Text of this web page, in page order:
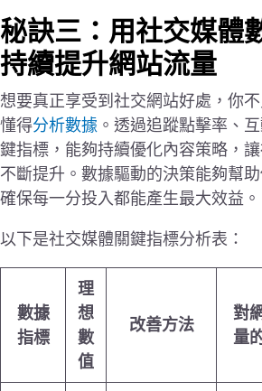
秘訣三：用社交媒體
持續提升網站流量
想要真正享受到社交網站好處，你
懂得分析數據 。透過追蹤點擊率、
鍵指標，能夠持續優化內容策略，
不斷提升。數據驅動的決策能夠幫
確保每一分投入都能產生最大效益。
以下是社交媒體關鍵指標分析表：
數據
指標
理
想
數
值
改善方法
對
量